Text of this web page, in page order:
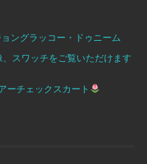
ングラッコー・ドゥニーム
、スワッチをご覧いただけます
ーチェックスカート